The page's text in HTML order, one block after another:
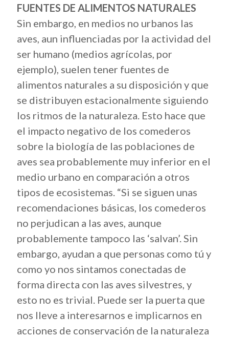
FUENTES DE ALIMENTOS NATURALES
Sin embargo, en medios no urbanos las
aves, aun influenciadas por la actividad del
ser humano (medios agrícolas, por
ejemplo), suelen tener fuentes de
alimentos naturales a su disposición y que
se distribuyen estacionalmente siguiendo
los ritmos de la naturaleza. Esto hace que
el impacto negativo de los comederos
sobre la biología de las poblaciones de
aves sea probablemente muy inferior en el
medio urbano en comparación a otros
tipos de ecosistemas. “Si se siguen unas
recomendaciones básicas, los comederos
no perjudican a las aves, aunque
probablemente tampoco las ‘salvan’. Sin
embargo, ayudan a que personas como tú y
como yo nos sintamos conectadas de
forma directa con las aves silvestres, y
esto no es trivial. Puede ser la puerta que
nos lleve a interesarnos e implicarnos en
acciones de conservación de la naturaleza